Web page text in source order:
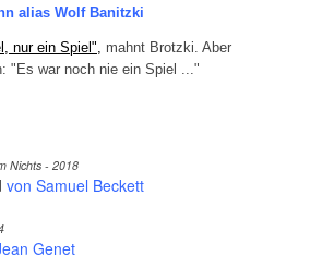
alias Wolf Banitzki
nur ein Spiel", mahnt Brotzki. Aber
"Es war noch nie ein Spiel ..."
Nichts - 2018
von Samuel Beckett
Genet